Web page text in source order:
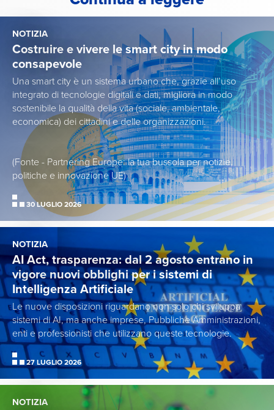
NOTIZIA
Costruire e vivere le smart city in modo
consapevole
Una smart city è un sistema urbano che, grazie all’uso
integrato di tecnologie digitali e dati, migliora in modo
sostenibile la qualità della vita (sociale, ambientale,
economica) dei cittadini e delle organizzazioni.
(Fonte - Partnering Europe: la tua bussola per notizie,
politiche e innovazione UE)
30 LUGLIO 2026
NOTIZIA
AI Act, trasparenza: dal 2 agosto entrano in
vigore nuovi obblighi per i sistemi di
Intelligenza Artificiale
Le nuove disposizioni riguardano non solo chi sviluppa
sistemi di AI, ma anche imprese, Pubbliche Amministrazioni,
enti e professionisti che utilizzano queste tecnologie.
27 LUGLIO 2026
NOTIZIA